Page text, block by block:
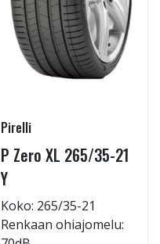
Pirelli
P Zero XL 265/35-21
Y
Koko: 265/35-21
Renkaan ohiajomelu: